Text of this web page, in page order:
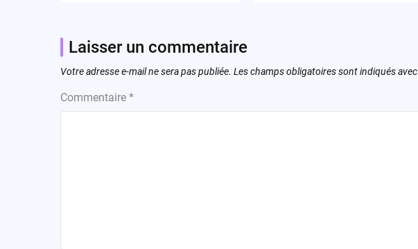
Laisser un commentaire
Votre adresse e-mail ne sera pas publiée. Les champs obligatoires sont indiqués avec
Commentaire *